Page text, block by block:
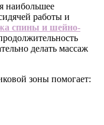
наибольшее
работы и
спины и шейно-
делать массаж
зоны помогает: